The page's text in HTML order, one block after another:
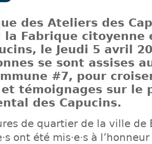
des Ateliers des
la Fabrique citoyenne
le Jeudi 5 avril
se sont assises
#7, pour
témoignages sur le
des Capucins.
de quartier de la ville de
ont été mis·e·s à